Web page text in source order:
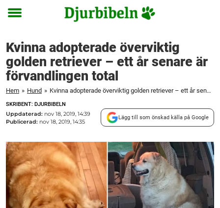
Toggle
Kvinna adopterade överviktig
golden retriever – ett år senare är
förvandlingen total
Hem » Hund » Kvinna adopterade överviktig golden retriever – ett år senare är förvandlingen total
SKRIBENT: DJURBIBELN
Uppdaterad: nov 18, 2019, 14:39
Publicerad: nov 18, 2019, 14:35
Lägg till som önskad källa på Google